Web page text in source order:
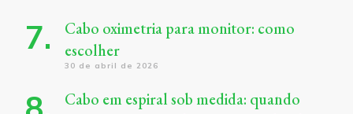
Cabo oximetria para monitor: como
escolher
30 de abril de 2026
Cabo em espiral sob medida: quando